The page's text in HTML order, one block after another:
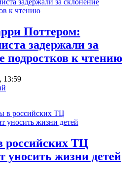
Поттером:
задержали за
подростков к чтению
13:59
ТЦ
уносить жизни детей